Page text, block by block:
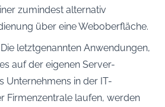
zumindest alternativ
über eine Weboberfläche.
letztgenannten Anwendungen,
auf der eigenen Server-
Unternehmens in der IT-
Firmenzentrale laufen, werden